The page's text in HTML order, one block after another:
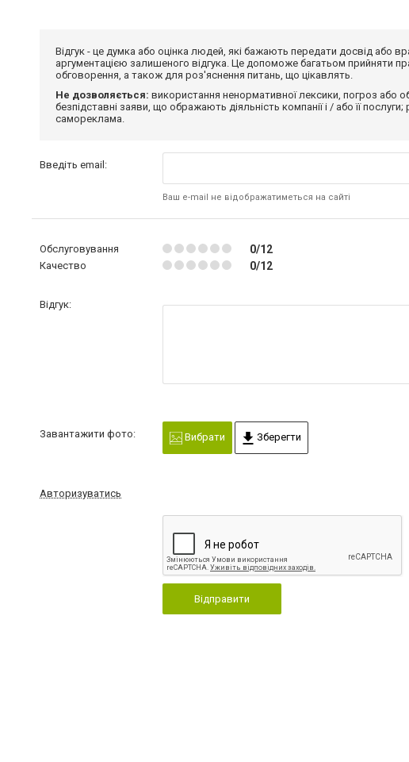
Відгук - це думка або оцінка людей, які бажають передати досвід
аргументацією залишеного відгука. Це допоможе багатьом прийняти
обговорення, а також для роз'яснення питань, що цікавлять.
Не дозволяється: використання ненормативної лексики, погроз або
безпідставні заяви, що ображають діяльність компанії і / або її
самореклама.
Введіть email:
Ваш e-mail не відображатиметься на сайті
Обслуговування 0/12
Качество 0/12
Відгук:
Завантажити фото: Вибрати Зберегти
Авторизуватись
Відправити